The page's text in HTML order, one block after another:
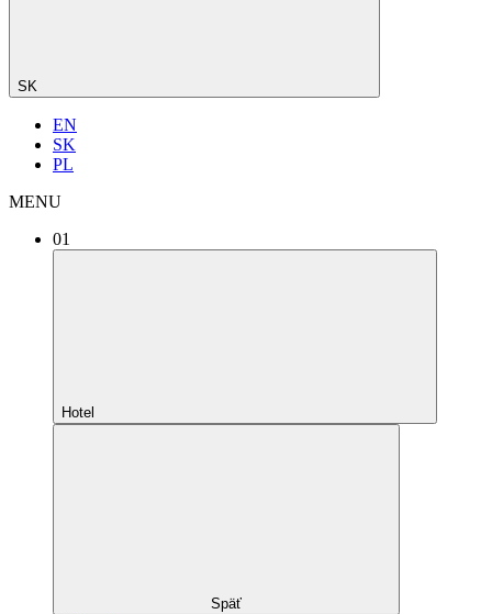
SK
EN
SK
PL
MENU
01
Hotel
Späť